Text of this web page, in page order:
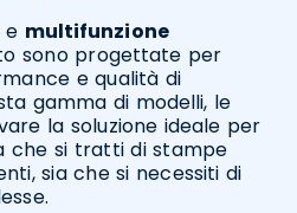
e multifunzione
sono progettate per
e qualità di
gamma di modelli, le
la soluzione ideale per
che si tratti di stampe
sia che si necessiti di